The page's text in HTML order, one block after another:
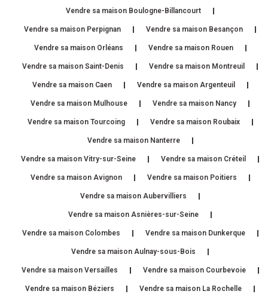
Vendre sa maison Boulogne-Billancourt
Vendre sa maison Perpignan Vendre sa maison Besançon
Vendre sa maison Orléans Vendre sa maison Rouen
Vendre sa maison Saint-Denis Vendre sa maison Montreuil
Vendre sa maison Caen Vendre sa maison Argenteuil
Vendre sa maison Mulhouse Vendre sa maison Nancy
Vendre sa maison Tourcoing Vendre sa maison Roubaix
Vendre sa maison Nanterre
Vendre sa maison Vitry-sur-Seine Vendre sa maison Créteil
Vendre sa maison Avignon Vendre sa maison Poitiers
Vendre sa maison Aubervilliers
Vendre sa maison Asnières-sur-Seine
Vendre sa maison Colombes Vendre sa maison Dunkerque
Vendre sa maison Aulnay-sous-Bois
Vendre sa maison Versailles Vendre sa maison Courbevoie
Vendre sa maison Béziers Vendre sa maison La Rochelle